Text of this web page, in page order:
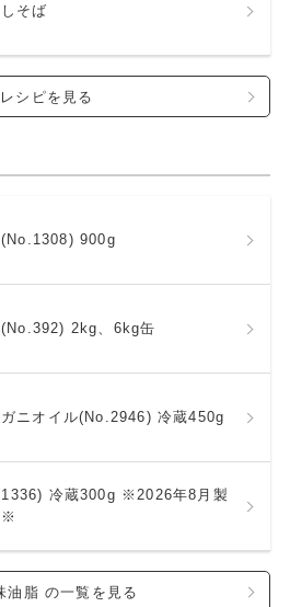
そば
シピを見る
900g
2kg、6kg缶
ニオイル(No.2946) 冷蔵450g
冷蔵300g ※2026年8月製
※
商品： 香味油脂 の一覧を見る